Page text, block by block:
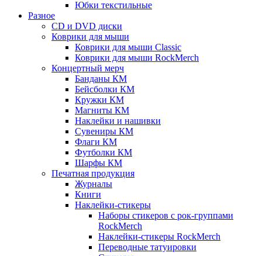
Юбки текстильные
Разное
CD и DVD диски
Коврики для мыши
Коврики для мыши Classic
Коврики для мыши RockMerch
Концертный мерч
Банданы КМ
Бейсболки КМ
Кружки КМ
Магниты КМ
Наклейки и нашивки
Сувениры КМ
Флаги КМ
Футболки КМ
Шарфы КМ
Печатная продукция
Журналы
Книги
Наклейки-стикеры
Наборы стикеров с рок-группами
RockMerch
Наклейки-стикеры RockMerch
Переводные татуировки